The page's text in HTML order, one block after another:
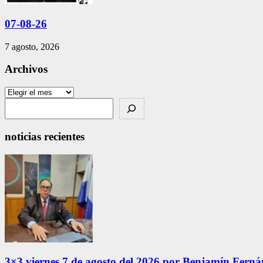
07-08-26
7 agosto, 2026
Archivos
Archivos
noticias recientes